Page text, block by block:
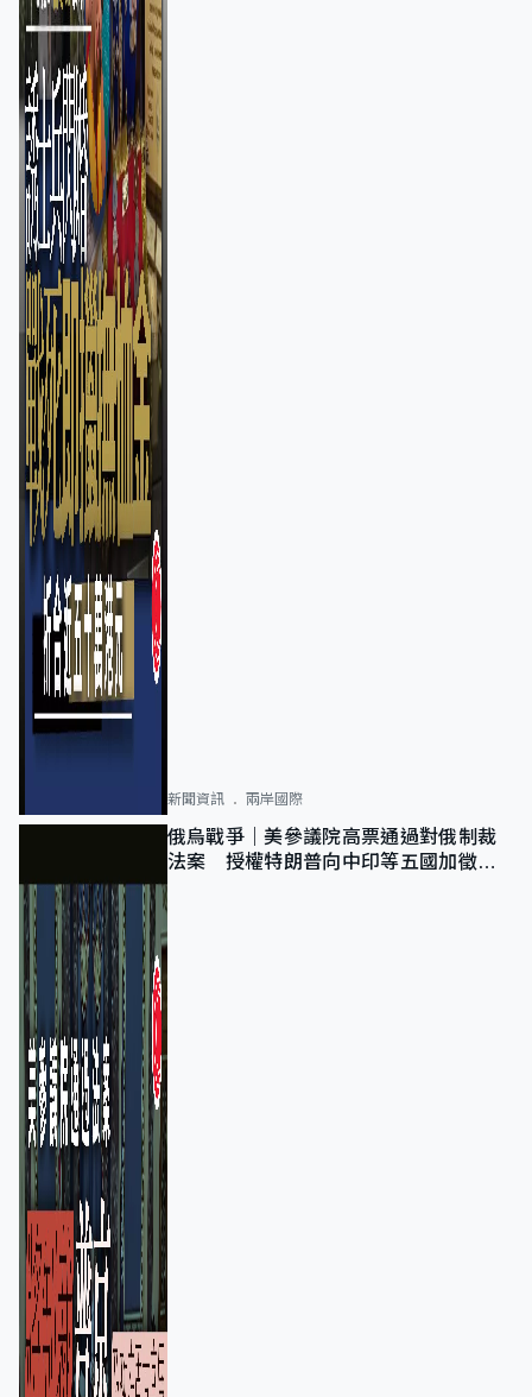
新聞資訊 兩岸國際
俄烏戰爭｜美參議院高票通過對俄制裁
法案 授權特朗普向中印等五國加徵
100%關稅